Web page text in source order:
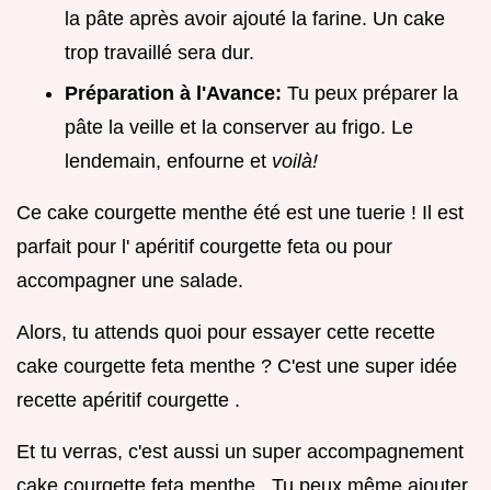
la pâte après avoir ajouté la farine. Un cake
trop travaillé sera dur.
Préparation à l'Avance: Tu peux préparer la
pâte la veille et la conserver au frigo. Le
lendemain, enfourne et voilà!
Ce cake courgette menthe été est une tuerie ! Il est
parfait pour l' apéritif courgette feta ou pour
accompagner une salade.
Alors, tu attends quoi pour essayer cette recette
cake courgette feta menthe ? C'est une super idée
recette apéritif courgette .
Et tu verras, c'est aussi un super accompagnement